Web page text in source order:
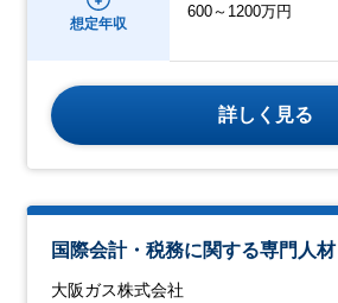
想定年収
600～1200万円
詳しく見る
国際会計・税務に関する専門人材
大阪ガス株式会社